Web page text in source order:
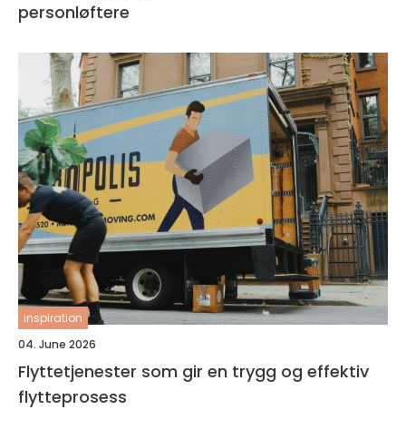
personløftere
inspiration
04. June 2026
Flyttetjenester som gir en trygg og effektiv
flytteprosess